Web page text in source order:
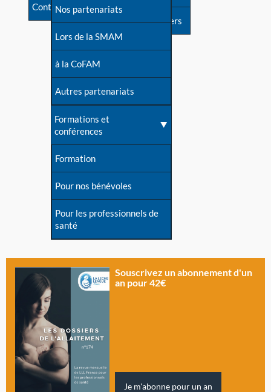
Contact
S'inscrire à nos newsletters
Nos partenariats
Lors de la SMAM
à la CoFAM
Autres partenariats
Formations et
conférences
Formation
Pour nos bénévoles
Pour les professionnels de
santé
Souscrivez un abonnement d'un
an pour 42€
Je m'abonne pour un an